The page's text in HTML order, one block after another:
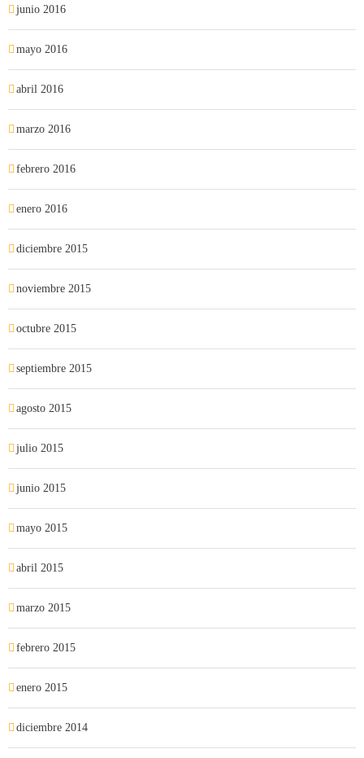
junio 2016
mayo 2016
abril 2016
marzo 2016
febrero 2016
enero 2016
diciembre 2015
noviembre 2015
octubre 2015
septiembre 2015
agosto 2015
julio 2015
junio 2015
mayo 2015
abril 2015
marzo 2015
febrero 2015
enero 2015
diciembre 2014